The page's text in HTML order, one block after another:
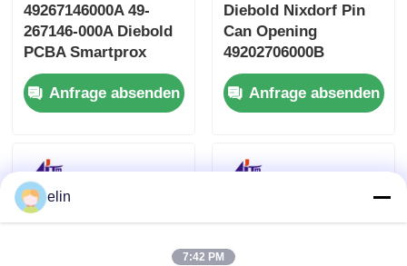
49267146000A 49-
267146-000A Diebold
PCBA Smartprox
Tastatur 2.0
Anfrage absenden
Diebold Nixdorf Pin
Can Opening
49202706000B
49202706000D
49202706000E
Anfrage absenden
elin
7:42 PM